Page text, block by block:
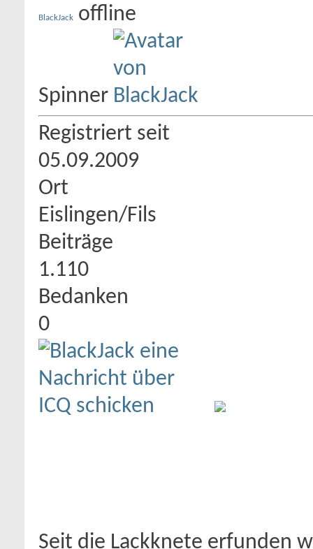
BlackJack
Spinner
Registriert seit
05.09.2009
Ort
Eislingen/Fils
Beiträge
1.110
Bedanken
0
Seit die Lackknete erfunden